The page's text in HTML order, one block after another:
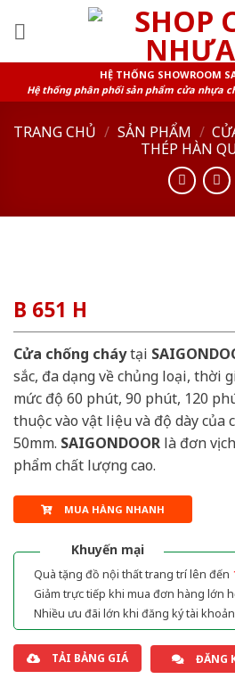
HỆ THỐNG SHOWROOM
Hệ thống phân phối sản phẩm cửa nhựa
TRANG CHỦ / SẢN PHẨM /
THÉP HÀN
B 651 H
Cửa chống cháytại
sắc, đa dạng về chủng loại, thời
mức độ 60 phút, 90 phút, 120
thuộc vào vật liệu và độ dày của
50mm. SAIGONDOOR là đơn vị
phẩm chất lượng cao.
MUA HÀNG NHANH
Khuyến mại
Quà tặng đồ nội thất trang trí lên đến
Giảm trực tiếp khi mua đơn hàng lớn
Nhiều ưu đãi lớn khi đăng ký tài
TẢI BẢNG GIÁ ĐĂNG